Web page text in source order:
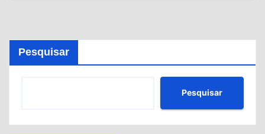
Pesquisar
Pesquisar